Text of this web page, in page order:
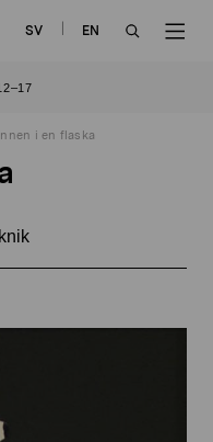
SV
EN
i en flaska